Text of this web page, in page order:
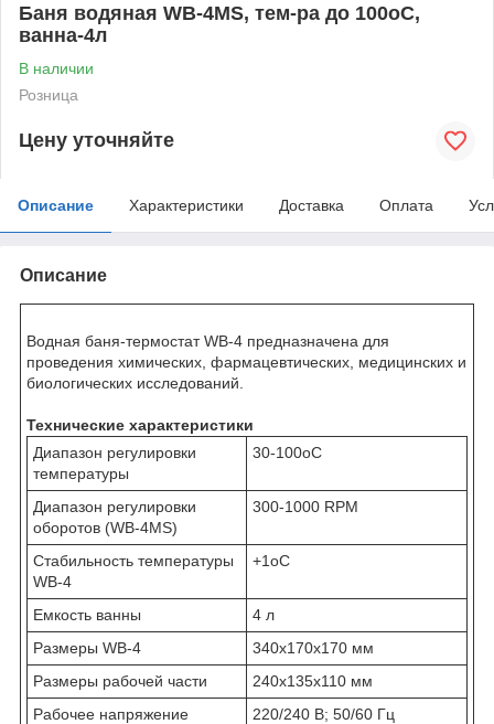
Баня водяная WB-4MS, тем-ра до 100оС,
ванна-4л
В наличии
Розница
Цену уточняйте
Описание Характеристики Доставка Оплата
Описание
Водная баня-термостат WB-4 предназначена для
проведения химических, фармацевтических, медицинских и
биологических исследований.
Технические характеристики
Диапазон регулировки
температуры
30-100oC
Диапазон регулировки
оборотов (WB-4MS)
300-1000 RPM
Стабильность температуры
WB-4
+1oC
Емкость ванны
4 л
Размеры WB-4
340x170x170 мм
Размеры рабочей части
240x135x110 мм
Рабочее напряжение
220/240 В; 50/60 Гц